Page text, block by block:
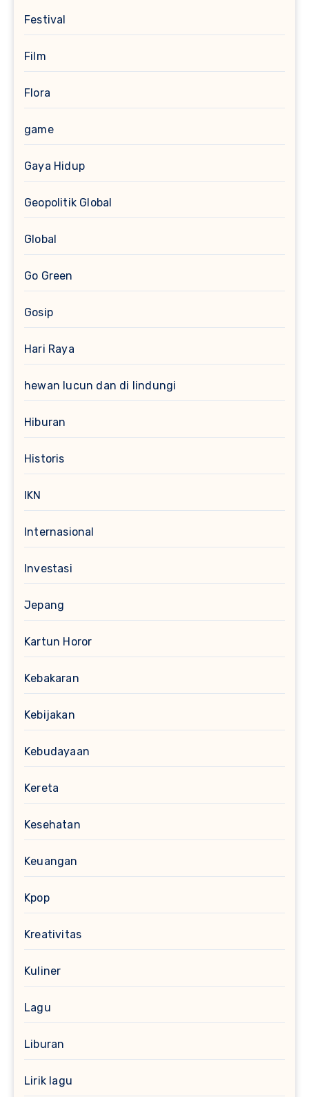
Festival
Film
Flora
game
Gaya Hidup
Geopolitik Global
Global
Go Green
Gosip
Hari Raya
hewan lucun dan di lindungi
Hiburan
Historis
IKN
Internasional
Investasi
Jepang
Kartun Horor
Kebakaran
Kebijakan
Kebudayaan
Kereta
Kesehatan
Keuangan
Kpop
Kreativitas
Kuliner
Lagu
Liburan
Lirik lagu